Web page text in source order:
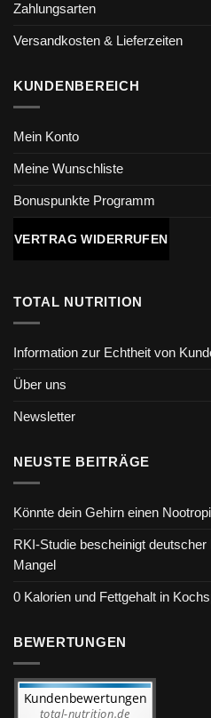
Zahlungsarten
Versandkosten & Lieferzeiten
KUNDENBEREICH
Mein Konto
Meine Wunschliste
Bonuspunkte Programm
VERTRAG WIDERRUFEN
TOTAL NUTRITION
Information zur Echtheit von
Über uns
Newsletter
NEUSTE BEITRÄGE
Könnte dein Gehirn einen
RKI-Studie bescheinigt
Mangel
0 Kalorien und Fettgehalt in
BEWERTUNGEN